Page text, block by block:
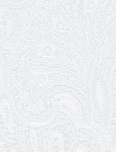
27.03.2026
З Всесвітнім
26.03.2026
Божевільна
25.03.2026
Нам — 79!
17.03.2026
Зелене світло